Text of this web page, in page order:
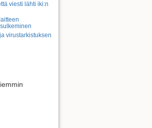
viesti lähti iki:n
virustarkistuksen